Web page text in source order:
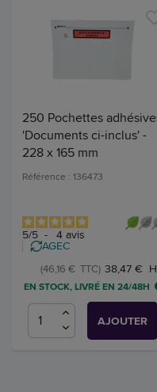
250 Pochettes
'Documents ci-inclus' -
228 x 165 mm
Référence : 136473
5/5 - 4 avis
AGEC
38,47 €
(46,16 € TTC)
EN STOCK, LIVRÉ EN 24/48H
AJOUTER